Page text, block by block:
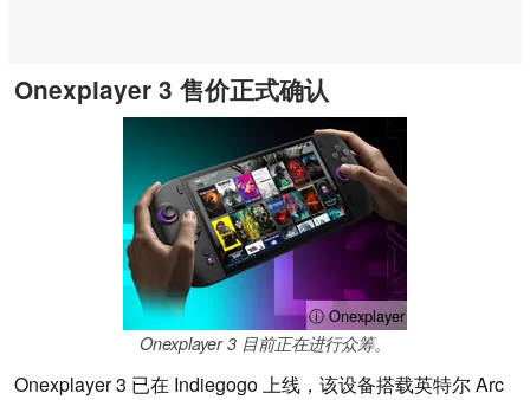
Onexplayer 3 售价正式确认
ⓘ Onexplayer
Onexplayer 3 目前正在进行众筹。
Onexplayer 3 已在 Indiegogo 上线，该设备搭载英特尔 Arc